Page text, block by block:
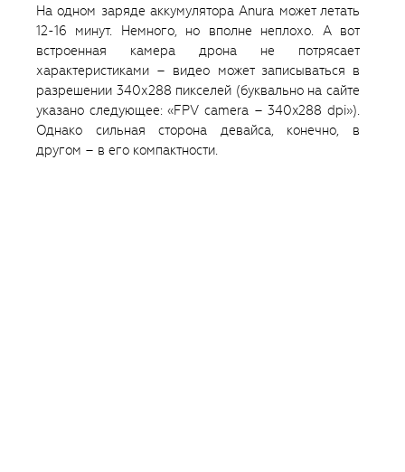
На одном заряде аккумулятора Anura может летать
12-16 минут. Немного, но вполне неплохо. А вот
встроенная камера дрона не потрясает
характеристиками – видео может записываться в
разрешении 340х288 пикселей (буквально на сайте
указано следующее: «FPV camera – 340x288 dpi»).
Однако сильная сторона девайса, конечно, в
другом – в его компактности.